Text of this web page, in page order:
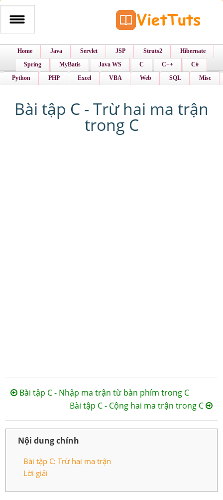
Home Java Servlet JSP Struts2
Hibernate
Spring
MyBatis Java WS C C++
C#
Python
PHP Excel VBA Web SQL Misc
Bài tập C - Trừ hai ma trận
trong C
Bài tập C - Nhập ma trận từ bàn phím trong C
Bài tập C - Cộng hai ma trận trong C
Nội dung chính
Bài tập C: Trừ hai ma trận
Lời giải